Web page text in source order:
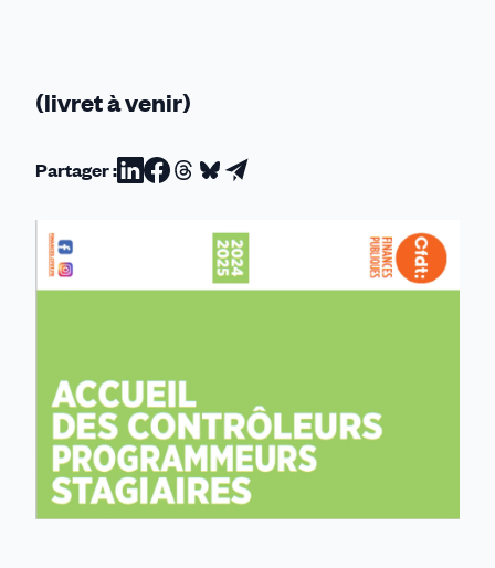
(livret à venir)
Partager :Partager
Partager
Facebook
Partager
Threads
Partager
Bluesky
Partager
email